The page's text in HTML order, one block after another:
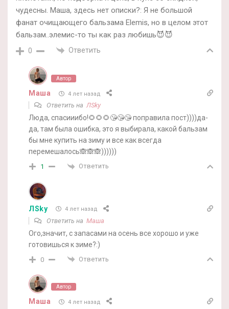
чудесны. Маша, здесь нет описки?: Я не большой
фанат очищающего бальзама Elemis, но в целом этот
бальзам..элемис-то ты как раз любишь😈😈
0 Ответить
Автор
Маша 4 лет назад
Ответить наЛSky
Люда, спасииибо!🌻🌻🌻😘😘😘 поправила пост))))да-
да, там была ошибка, это я выбирала, какой бальзам
бы мне купить на зиму и все как всегда
перемешалось🙈🙈🙈))))))
1 Ответить
ЛSky 4 лет назад
Ответить на Маша
Ого,значит, с запасами на осень все хорошо и уже
готовишься к зиме?:)
0 Ответить
Автор
Маша 4 лет назад